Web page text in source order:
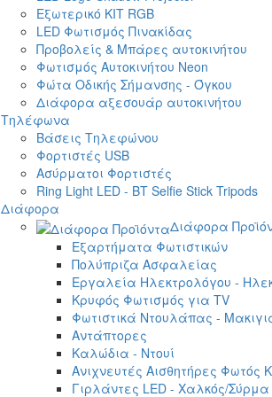
Εξωτερικό ΚΙΤ RGB
LED Φωτισμός Πινακίδας
Προβολείς & Μπάρες αυτοκινήτου
Φωτισμός Αυτοκινήτου Neon
Φώτα Οδικής Σήμανσης - Όγκου
Διάφορα αξεσουάρ αυτοκινήτου
Τηλέφωνα
Βάσεις Τηλεφώνου
Φορτιστές USB
Ασύρματοι Φορτιστές
Ring Light LED - BT Selfie Stick Tripods
Διάφορα
Διάφορα
Εξαρτήματα Φωτιστικών
Πολύπριζα Ασφαλείας
Εργαλεία Ηλεκτρολόγου -
Κρυφός Φωτισμός για TV
Φωτιστικά Ντουλάπας -
Αντάπτορες
Καλώδια - Ντουί
Ανιχνευτές Αισθητήρες Φωτός
Γιρλάντες LED - Χαλκός/Σύρμα